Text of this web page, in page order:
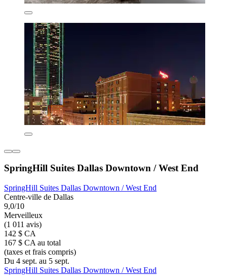
SpringHill Suites Dallas Downtown / West End
SpringHill Suites Dallas Downtown / West End
Centre-ville de Dallas
9,0/10
Merveilleux
(1 011 avis)
142 $ CA
167 $ CA au total
(taxes et frais compris)
Du 4 sept. au 5 sept.
SpringHill Suites Dallas Downtown / West End